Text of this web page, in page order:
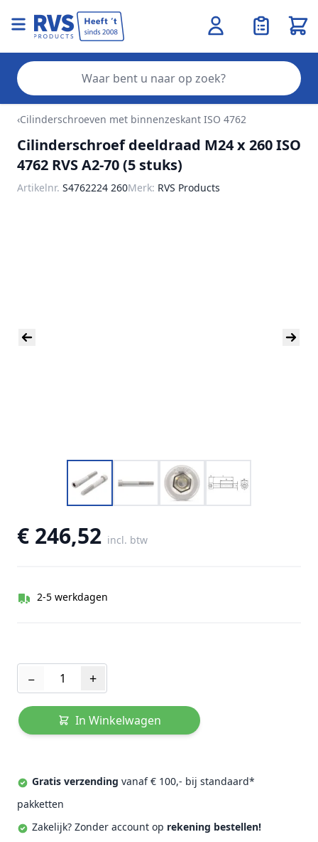
Ga naar de inhoud
‹Cilinderschroeven met binnenzeskant ISO 4762
Cilinderschroef deeldraad M24 x 260 ISO
4762 RVS A2-70 (5 stuks)
Artikelnr. S4762224 260Merk: RVS Products
€ 246,52 incl. btw
2-5 werkdagen
− +
In Winkelwagen
Gratis verzending vanaf € 100,- bij standaard*
pakketten
Zakelijk? Zonder account op rekening bestellen!